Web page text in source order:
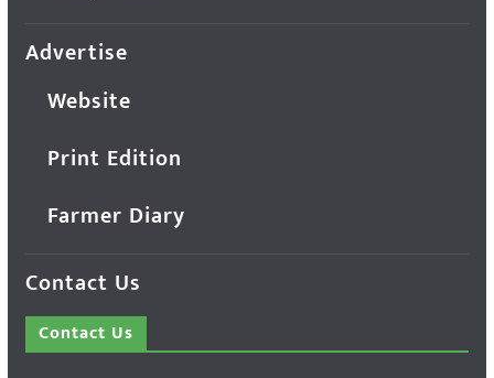
Advertise
Website
Print Edition
Farmer Diary
Contact Us
Contact Us